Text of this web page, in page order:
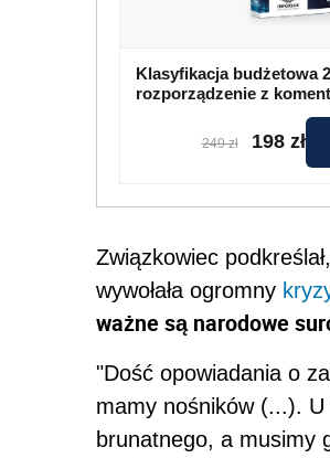
Klasyfikacja budżetowa
rozporządzenie z
249 zł 198 zł
Związkowiec
wywołała ogromny
ważne są narodowe
"Dość opowiadania o
mamy nośników (...).
brunatnego, a musimy